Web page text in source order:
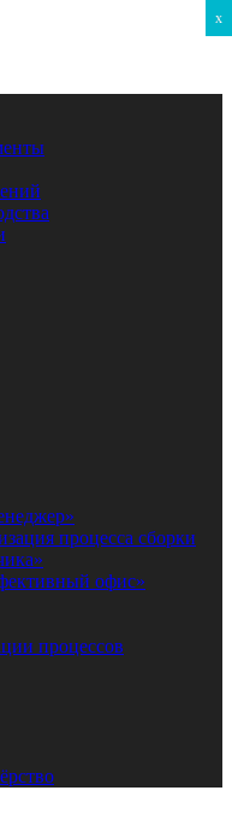
процесса сборки
офис»
процессов
x